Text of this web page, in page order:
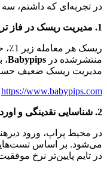
در تجربه‌ای که داشتم، سه
1. مدیریت ریسک در فاز تریال
منتشرشده در Babypips
مدیریت ریسک ضعیف
https://www.babypips.com
2. شناسایی نقدینگی و اوردر بلاک‌ها
در محیط پراپ، ورود
در تایم پایین‌تر نرخ